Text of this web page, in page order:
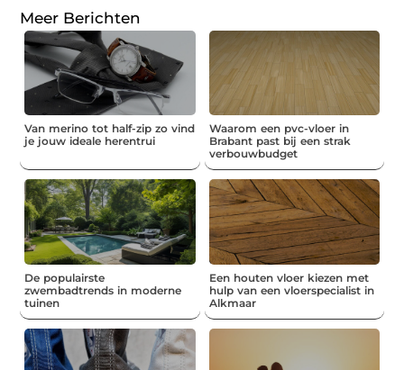
Meer Berichten
Van merino tot half-zip zo vind
je jouw ideale herentrui
Waarom een pvc-vloer in
Brabant past bij een strak
verbouwbudget
De populairste
zwembadtrends in moderne
tuinen
Een houten vloer kiezen met
hulp van een vloerspecialist in
Alkmaar